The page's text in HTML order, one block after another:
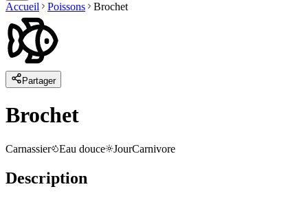
Accueil Poissons Brochet
Partager
Brochet
Carnassier Eau douce JourCarnivore
Description